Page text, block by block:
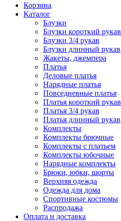
Корзина
Каталог
Блузки
Блузки короткий рукав
Блузки 3/4 рукав
Блузки длинный рукав
Жакеты, джемпера
Платья
Деловые платья
Нарядные платья
Повседневные платья
Платья короткий рукав
Платья 3/4 рукав
Платья длинный рукав
Комплекты
Комплекты брючные
Комплекты с платьем
Комплекты юбочные
Нарядные комплекты
Брюки, юбки, шорты
Верхняя одежда
Одежда для дома
Спортивные костюмы
Распродажа
Оплата и доставка